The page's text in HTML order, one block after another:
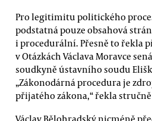
Pro legitimitu politického
podstatná pouze obsahová
i procedurální. Přesně to řekla
v Otázkách Václava Moravce
soudkyně ústavního soudu
„Zákonodárná procedura je
přijatého zákona,“ řekla stručně
Václav Bělohradský nicméně